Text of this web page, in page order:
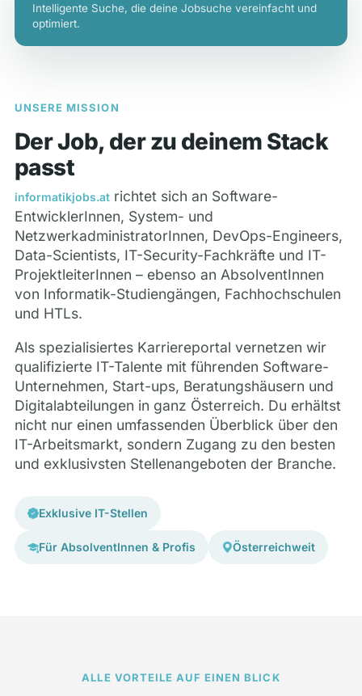
UNSERE MISSION
Der Job, der zu deinem Stack
passt
informatikjobs.at richtet sich an Software-
EntwicklerInnen, System- und
NetzwerkadministratorInnen, DevOps-Engineers,
Data-Scientists, IT-Security-Fachkräfte und IT-
ProjektleiterInnen – ebenso an AbsolventInnen
von Informatik-Studiengängen, Fachhochschulen
und HTLs.
Als spezialisiertes Karriereportal vernetzen wir
qualifizierte IT-Talente mit führenden Software-
Unternehmen, Start-ups, Beratungshäusern und
Digitalabteilungen in ganz Österreich. Du erhältst
nicht nur einen umfassenden Überblick über den
IT-Arbeitsmarkt, sondern Zugang zu den besten
und exklusivsten Stellenangeboten der Branche.
Exklusive IT-Stellen
Für AbsolventInnen & Profis Österreichweit
Intelligente Suche, die deine Jobsuche vereinfacht und
optimiert.
ALLE VORTEILE AUF EINEN BLICK